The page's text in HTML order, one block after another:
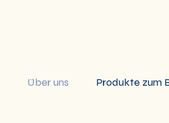
Über uns Produkte zum